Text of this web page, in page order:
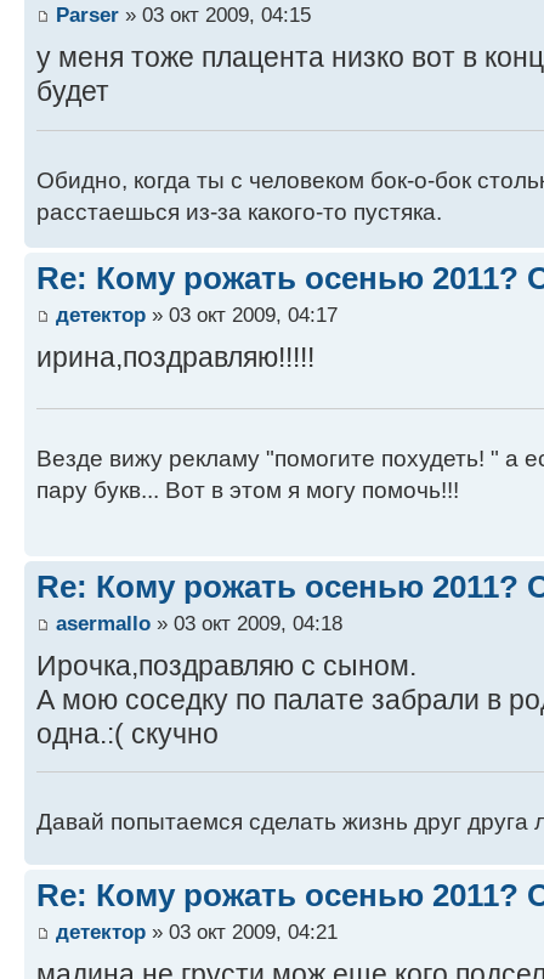
Parser » 03 окт 2009, 04:15
у меня тоже плацента низко вот в
будет
Обидно, когда ты с человеком бок-о-бок
расстаешься из-за какого-то пустяка.
Re: Кому рожать осенью 2011?
детектор » 03 окт 2009, 04:17
ирина,поздравляю!!!!!
Везде вижу рекламу "помогите похудеть! " а
пару букв... Вот в этом я могу помочь!!!
Re: Кому рожать осенью 2011?
asermallo » 03 окт 2009, 04:18
Ирочка,поздравляю с сыном.
А мою соседку по палате забрали в
одна.:( скучно
Давай попытаемся сделать жизнь друг друга
Re: Кому рожать осенью 2011?
детектор » 03 окт 2009, 04:21